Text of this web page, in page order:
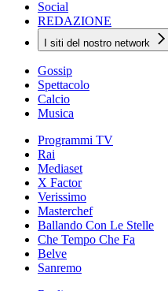
Social
REDAZIONE
I siti del nostro network
Gossip
Spettacolo
Calcio
Musica
Programmi TV
Rai
Mediaset
X Factor
Verissimo
Masterchef
Ballando Con Le Stelle
Che Tempo Che Fa
Belve
Sanremo